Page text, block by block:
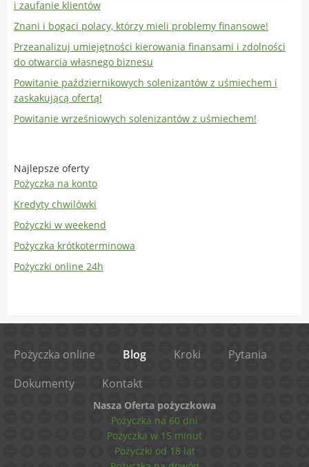
i zaufanie klientów
Znani i bogaci polacy, którzy mieli problemy finansowe!
Przeanalizuj umiejętności kierowania finansami i zdolności
do otwarcia własnego biznesu
Powitanie październikowych solenizantów z uśmiechem i
zaskakującą ofertą!
Powitanie wrześniowych solenizantów z uśmiechem!
Najlepsze oferty
Pożyczka na konto
Kredyty chwilówki
Pożyczki w weekend
Pożyczka krótkoterminowa
Pożyczki online 24h
Pożyczka online Blog Kroki
Pytania
Dokumenty
Kontakt
Nasza Oferta pożyczkowa
Pożyczka na 60 dni
Pożyczka w 15 minut
Pożyczki od 18 lat